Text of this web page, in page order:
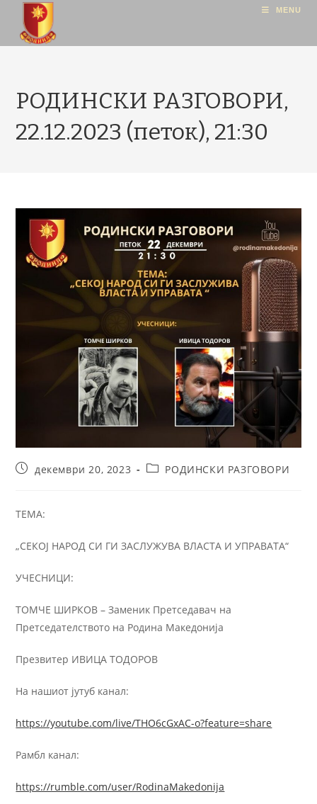
MENU
РОДИНСКИ РАЗГОВОРИ,
22.12.2023 (петок), 21:30
декември 20, 2023 РОДИНСКИ РАЗГОВОРИ
ТЕМА:
„СЕКОЈ НАРОД СИ ГИ ЗАСЛУЖУВА ВЛАСТА И УПРАВАТА“
УЧЕСНИЦИ:
ТОМЧЕ ШИРКОВ – Заменик Претседавач на
Претседателството на Родина Македонија
Презвитер ИВИЦА ТОДОРОВ
На нашиот јутуб канал:
https://youtube.com/live/THO6cGxAC-o?feature=share
Рамбл канал:
https://rumble.com/user/RodinaMakedonija